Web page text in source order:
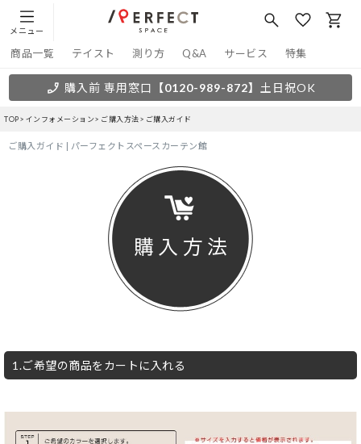
メニュー
商品一覧 テイスト 測り方 Q&A サービス 特集
購入前 専用窓口 【0120-989-872】 土日祝OK
TOP インフォメーション ご購入方法 ご購入ガイド
ご購入ガイド | パーフェクトスペースカーテン館
1.ご希望の商品をカートに入れる